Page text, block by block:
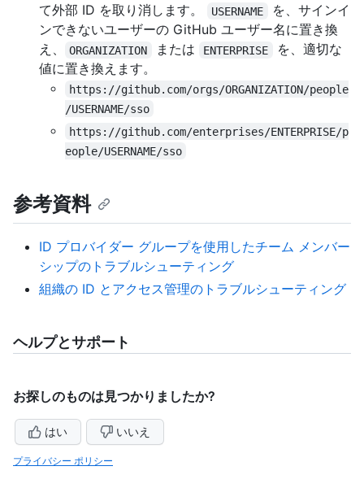
て外部 ID を取り消します。
USERNAME
を、サインイ
ンできないユーザーの GitHub ユーザー名に置き換
え、
ORGANIZATION または ENTERPRISE
を、適切な
値に置き換えます。
https://github.com/orgs/ORGANIZATION/people
/USERNAME/sso
https://github.com/enterprises/ENTERPRISE/p
eople/USERNAME/sso
参考資料
ID プロバイダー グループを使用したチーム メンバー
シップのトラブルシューティング
組織の ID とアクセス管理のトラブルシューティング
ヘルプとサポート
お探しのものは見つかりましたか?
はい いいえ
プライバシー ポリシー